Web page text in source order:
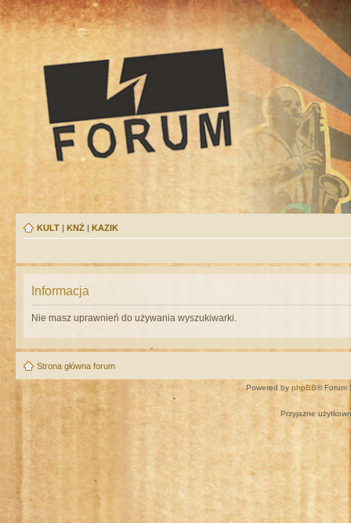
KULT | KNŻ | KAZIK
Informacja
Nie masz uprawnień do używania wyszukiwarki.
Strona główna forum
Powered by phpBB® Forum
Przyjazne